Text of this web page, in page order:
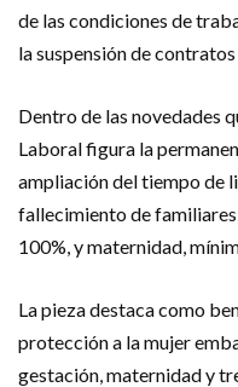
de las condiciones de
la suspensión de
Dentro de las novedades
Laboral figura la
ampliación del tiempo de
fallecimiento de
100%, y maternidad,
La pieza destaca como
protección a la mujer
gestación, maternidad y